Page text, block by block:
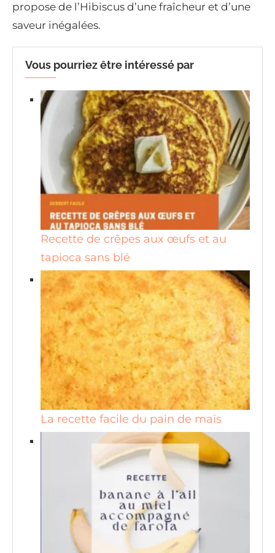
propose de l’Hibiscus d’une fraîcheur et d’une
saveur inégalées.
Vous pourriez être intéressé par
Recette de crêpes aux œufs et au
tapioca sans blé
La recette facile du pain de maïs